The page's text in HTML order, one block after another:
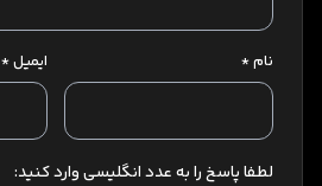
نام* ایمیل*
لطفا پاسخ را به عدد انگلیسی وارد کنید: